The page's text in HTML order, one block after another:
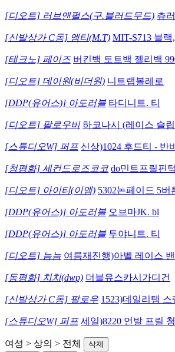
[디오트] 러브앤펄스(구.블러드무드) 츄
[신발상가 C동] 엠티(M.T) MIT-S713 블
[테크노] 페이즈 버킨백 토트백 젤리백
[디오트] 데이원(비더원) 니트랩볼레로
[DDP(유어스)] 아도러블 타디니트. 티
[디오트] 팔로우비 하코나시 (레이스 슬
[스튜디오W] 퍼프 신상)1024 후드티 - 반
[청평화] 세컨드로즈코코 do민트프릴핀
[디오트] 아이티(이엠) 5302논페이드 5
[DDP(유어스)] 아도러블 오브마JK. bl
[DDP(유어스)] 아도러블 투야니트. 티
[디오트] 늠늠 여름재진행)아벨 레이스
[동평화] 치치(dwp) 더블유스카시가디건
[신발상가 C동] 팔로우 1523)데일리템
[스튜디오W] 퍼프 세일)8220 언발 프릴
여성 > 상의 > 전체
삭제